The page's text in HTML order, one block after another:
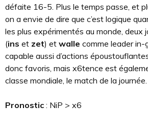
défaite 16-5. Plus le temps passe, et
on a envie de dire que c’est logique
les plus expérimentés au monde, deux
(ins et zet) et walle comme leader in-
capable aussi d’actions
donc favoris, mais x6tence est
classe mondiale, le match de la journée.
Pronostic : NiP > x6